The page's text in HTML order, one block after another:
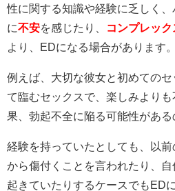
性に関する知識や経験に乏しく
に不安を感じたり、 コンプレック
より、EDになる場合があります。
例えば、大切な彼女と初めての
て臨むセックスで、楽しみより
果、勃起不全に陥る可能性がある
経験を持っていたとしても、以
から傷付くことを言われたり、
起きていたりするケースでもED